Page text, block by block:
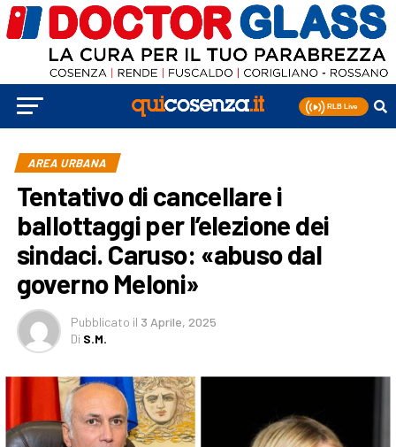
AREA URBANA
Tentativo di cancellare i
ballottaggi per l’elezione dei
sindaci. Caruso: «abuso dal
governo Meloni»
Pubblicato il 3 Aprile, 2025
Di S.M.